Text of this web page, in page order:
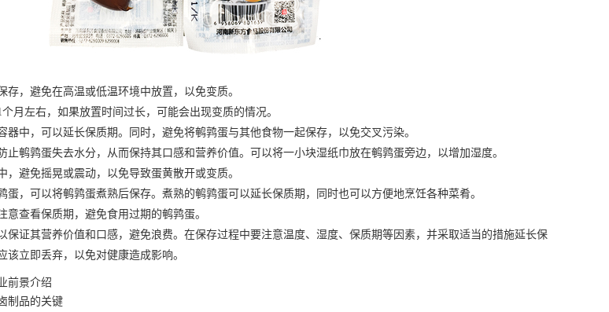
，避免在高温或低温环境中放置，以免变质。
左右，如果放置时间过长，可能会出现变质的情况。
，可以延长保质期。同时，避免将鹌鹑蛋与其他食物一起保存，以免交叉污染。
鹑蛋失去水分，从而保持其口感和营养价值。可以将一小块湿纸巾放在鹌鹑蛋旁边，以增加湿度。
避免摇晃或震动，以免导致蛋黄散开或变质。
可以将鹌鹑蛋煮熟后保存。煮熟的鹌鹑蛋可以延长保质期，同时也可以方便地烹饪各种菜肴。
查看保质期，避免食用过期的鹌鹑蛋。
证其营养价值和口感，避免浪费。在保存过程中要注意温度、湿度、保质期等因素，并采取适当的措施延长保
立即丢弃，以免对健康造成影响。
前景介绍
制品的关键